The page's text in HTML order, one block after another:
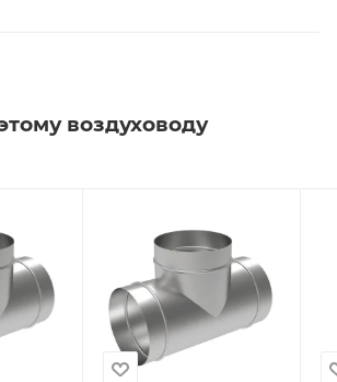
воздуховоду